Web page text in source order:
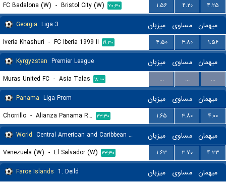
FC Badalona (W) - Bristol City (W) ۲۰:۳۰ ۱.۵۶ ۴.۲۰
۴.۲۵
Georgia Liga 3 میزبان مساوی میهمان
Iveria Khashuri - FC Iberia 1999 II ۱۹:۳۰ ۴.۵۰ ۳.۸۰
۱.۵۶
Kyrgyzstan Premier League میزبان مساوی میهمان
Muras United FC - Asia Talas ۱۸:۰۰ ... ...
...
Panama Liga Prom میزبان مساوی میهمان
Chorrillo - Alianza Panama Reserves ۲۳:۳۰ ۱.۶۵ ۳.۸۰
۴.۰۰
World Central American and Caribbean Games Women میزبان مساوی میهمان
Venezuela (W) - El Salvador (W) ۲۳:۳۰ ۱.۶۳ ۳.۷۰
۴.۳۳
Faroe Islands 1. Deild میزبان مساوی میهمان